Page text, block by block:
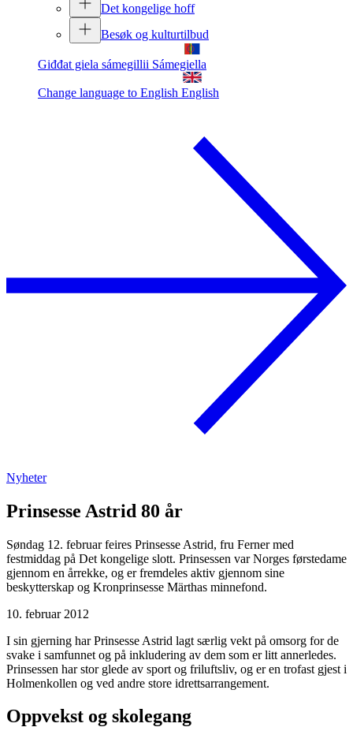
Det kongelige hoff
Besøk og kulturtilbud
Giđđat giela sámegillii Sámegiella
Change language to English English
Nyheter
Prinsesse Astrid 80 år
Søndag 12. februar feires Prinsesse Astrid, fru Ferner med
festmiddag på Det kongelige slott. Prinsessen var Norges førstedame
gjennom en årrekke, og er fremdeles aktiv gjennom sine
beskytterskap og Kronprinsesse Märthas minnefond.
10. februar 2012
I sin gjerning har Prinsesse Astrid lagt særlig vekt på omsorg for de
svake i samfunnet og på inkludering av dem som er litt annerledes.
Prinsessen har stor glede av sport og friluftsliv, og er en trofast gjest i
Holmenkollen og ved andre store idrettsarrangement.
Oppvekst og skolegang